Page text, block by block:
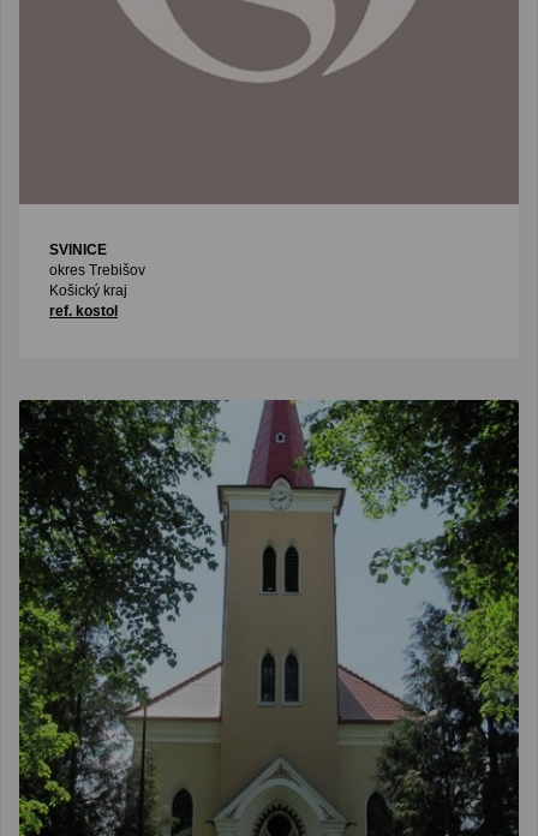
SVINICE
okres Trebišov
Košický kraj
ref. kostol